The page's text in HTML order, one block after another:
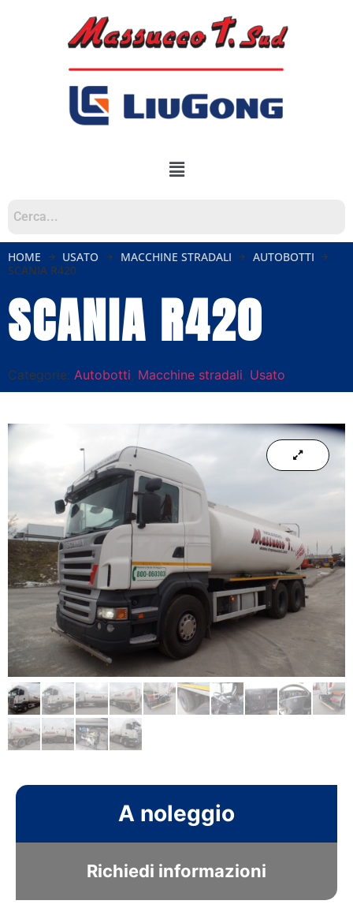
HOME USATO MACCHINE STRADALI
AUTOBOTTI
SCANIA R420
SCANIA R420
Categorie: Autobotti, Macchine stradali, Usato
A noleggio
Richiedi informazioni